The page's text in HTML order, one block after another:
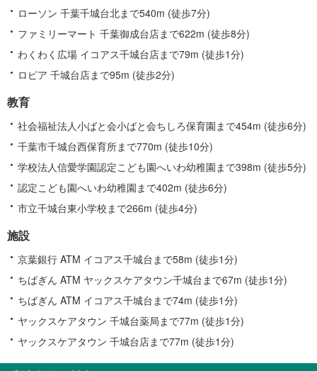
ローソン 千葉千城台北まで540m (徒歩7分)
ファミリーマート 千葉御成台店まで622m (徒歩8分)
わくわく広場 イコアス千城台店まで79m (徒歩1分)
ロピア 千城台店まで95m (徒歩2分)
教育
社会福祉法人小ばと会小ばと会ちしろ保育園まで454m (徒歩6分)
千葉市千城台西保育所まで770m (徒歩10分)
学校法人信愛学園認定こども園へいわ幼稚園まで398m (徒歩5分)
認定こども園へいわ幼稚園まで402m (徒歩6分)
市立千城台東小学校まで266m (徒歩4分)
施設
京葉銀行 ATM イコアス千城台まで58m (徒歩1分)
ちばぎん ATM ヤックスケアタウン千城台まで67m (徒歩1分)
ちばぎん ATM イコアス千城台まで74m (徒歩1分)
ヤックスケアタウン 千城台薬局まで77m (徒歩1分)
ヤックスケアタウン 千城台店まで77m (徒歩1分)